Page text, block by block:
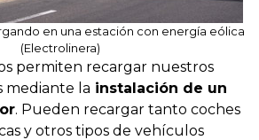
en una estación con energía eólica
(Electrolinera)
permiten recargar nuestros
mediante la instalación de un
. Pueden recargar tanto coches
y otros tipos de vehículos